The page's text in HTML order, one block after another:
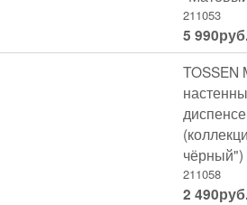
211053
5 990
TOSSEN
чёрный")
211058
2 490